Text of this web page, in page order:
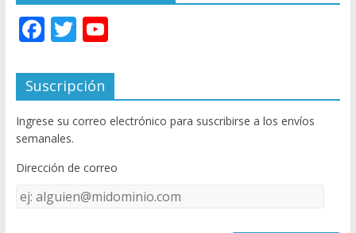
F
e
b
o
o
k
T
itt
er
Y
u
T
u
e
C
Suscripción
Ingrese su correo electrónico para suscribirse a los envíos
semanales.
Dirección de correo
Dirección
de